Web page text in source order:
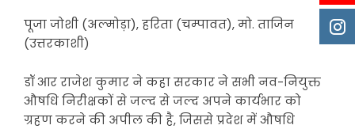
पूजा जोशी (अल्मोड़ा), हरिता (चम्पावत), मो. ताजिन
(उत्तरकाशी)
डॉ आर राजेश कुमार ने कहा सरकार ने सभी नव-नियुक्त
औषधि निरीक्षकों से जल्द से जल्द अपने कार्यभार को
ग्रहण करने की अपील की है, जिससे प्रदेश में औषधि